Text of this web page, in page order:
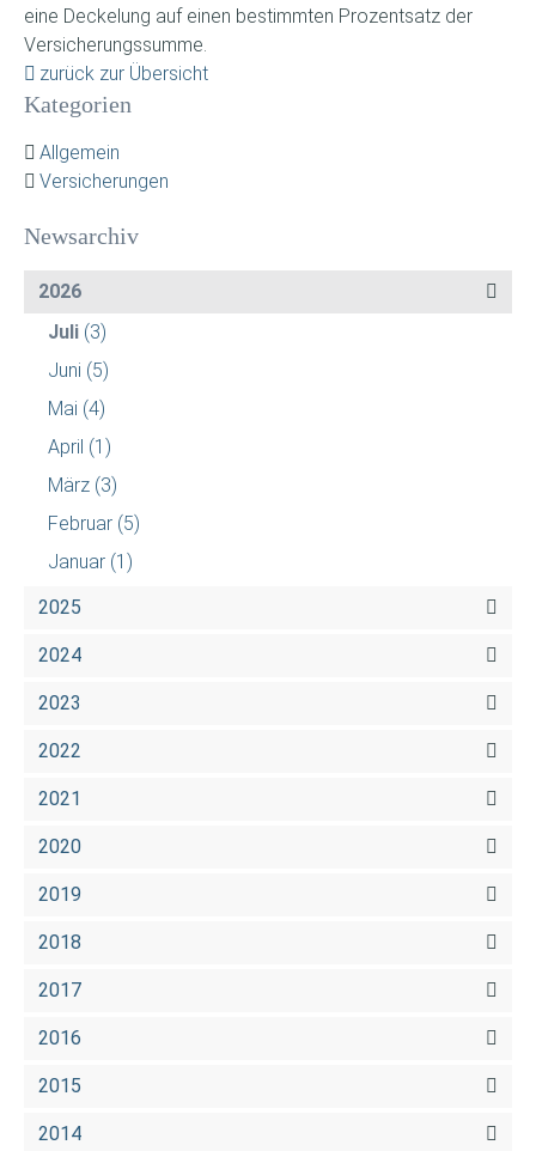
eine Deckelung auf einen bestimmten Prozentsatz der
Versicherungssumme.
zurück zur Übersicht
Kategorien
Allgemein
Versicherungen
Newsarchiv
2026
Juli (3)
Juni (5)
Mai (4)
April (1)
März (3)
Februar (5)
Januar (1)
2025
2024
2023
2022
2021
2020
2019
2018
2017
2016
2015
2014